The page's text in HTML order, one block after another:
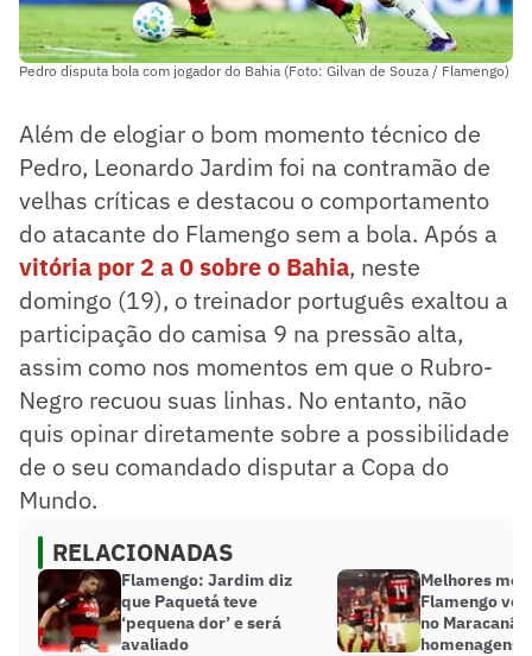
Pedro disputa bola com jogador do Bahia (Foto: Gilvan de Souza / Flamengo)
Além de elogiar o bom momento técnico de
Pedro, Leonardo Jardim foi na contramão de
velhas críticas e destacou o comportamento
do atacante do Flamengo sem a bola. Após a
vitória por 2 a 0 sobre o Bahia, neste
domingo (19), o treinador português exaltou a
participação do camisa 9 na pressão alta,
assim como nos momentos em que o Rubro-
Negro recuou suas linhas. No entanto, não
quis opinar diretamente sobre a possibilidade
de o seu comandado disputar a Copa do
Mundo.
RELACIONADAS
Flamengo: Jardim diz
que Paquetá teve
‘pequena dor’ e será
avaliado
Melhores
Flamengo
no Maracanã
homenagens